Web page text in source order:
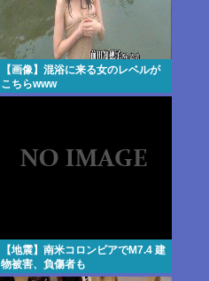
【画像】混浴に来る女のレベルが
こちらwww
【地震】南米コロンビアでM7.4 建
物被害、負傷者も